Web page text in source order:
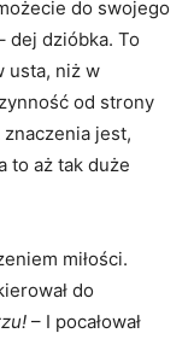
do swojego
dej dzióbka. To
usta, niż w
od strony
jest,
to aż tak duże
miłości.
do
– I pocałował